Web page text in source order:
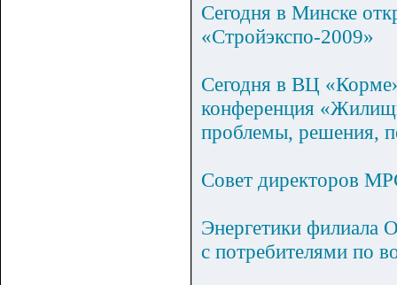
Сегодня в Минске
«Стройэкспо-2009»
Сегодня в ВЦ
конференция
проблемы, решения,
Совет директоров
Энергетики
с потребителями по